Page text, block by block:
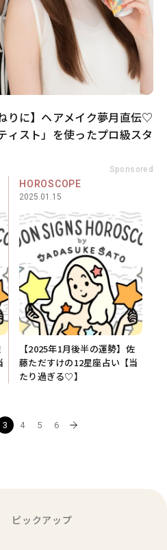
りに】ヘアメイク夢月直伝♡
ィスト」を使ったプロ級スタ
Sponsored
HOROSCOPE
2025.01.15
【2025年1月後半の運勢】佐
藤ただすけの12星座占い【当
たり過ぎる♡】
3 4 5 6
ピックアップ